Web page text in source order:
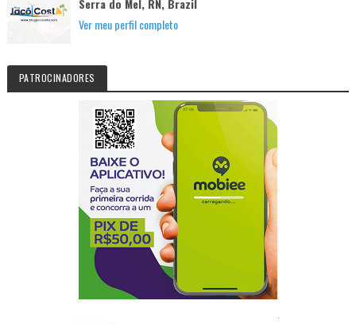
Serra do Mel, RN, Brazil
Ver meu perfil completo
PATROCINADORES